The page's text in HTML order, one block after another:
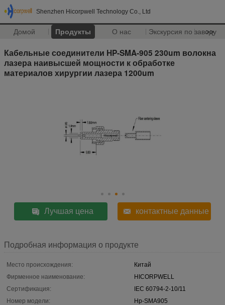
Shenzhen Hicorpwell Technology Co., Ltd
Домой Продукты О нас Экскурсия по заводу
>>
Кабельные соединители HP-SMA-905 230um волокна
лазера наивысшей мощности к обработке
материалов хирургии лазера 1200um
Лучшая цена контактные данные
Подробная информация о продукте
Место происхождения:
Китай
Фирменное наименование:
HICORPWELL
Сертификация:
IEC 60794-2-10/11
Номер модели:
Hp-SMA905